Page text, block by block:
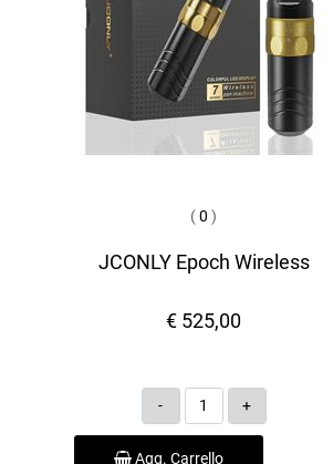
(0 )
JCONLY Epoch Wireless
€ 525,00
Quantità
Agg. Carrello